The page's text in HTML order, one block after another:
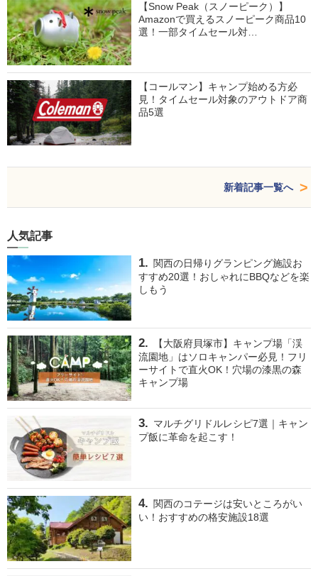
【Snow Peak（スノーピーク）】
Amazonで買えるスノーピーク商品10
選！一部タイムセール対…
【コールマン】キャンプ始める方必
見！タイムセール対象のアウトドア商
品5選
新着記事一覧へ
人気記事
関西の日帰りグランピング施設お
すすめ20選！おしゃれにBBQなどを楽
しもう
【大阪府貝塚市】キャンプ場「渓
流園地」はソロキャンパー必見！フリ
ーサイトで直火OK！穴場の漆黒の森
キャンプ場
マルチグリドルレシピ7選｜キャン
プ飯に革命を起こす！
関西のコテージは安いところがい
い！おすすめの格安施設18選